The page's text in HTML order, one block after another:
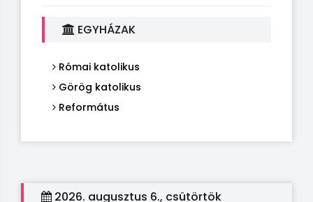
EGYHÁZAK
Római katolikus
Görög katolikus
Református
2026. augusztus 6., csütörtök